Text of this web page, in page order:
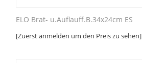
ELO Brat- u.Auflauff.B.34x24cm ES
[Zuerst anmelden um den Preis zu sehen]